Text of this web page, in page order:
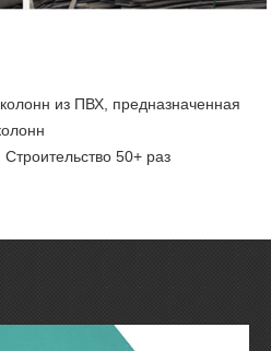
из ПВХ, предназначенная
50+ раз